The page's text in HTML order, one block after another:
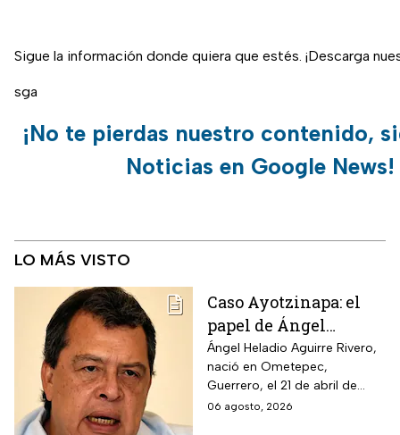
Sigue la información donde quiera que estés. ¡Descarga
sga
¡No te pierdas nuestro contenido,
Noticias en Google News!
LO MÁS VISTO
Caso Ayotzinapa: el
papel de Ángel
Aguirre en la
desaparición de los
normalistas en 2014
Ángel Heladio Aguirre Rivero,
nació en Ometepec,
Guerrero, el 21 de abril de
1956. Estudió la Licenciatura
06 agosto, 2026